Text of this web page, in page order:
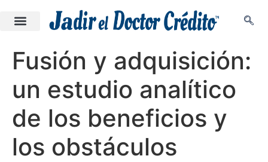
Fusión y adquisición:
un estudio analítico
de los beneficios y
los obstáculos